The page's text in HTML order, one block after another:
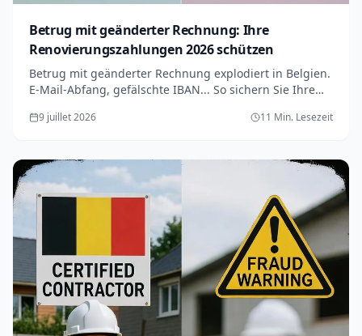
Betrug mit geänderter Rechnung: Ihre
Renovierungszahlungen 2026 schützen
Betrug mit geänderter Rechnung explodiert in Belgien.
E-Mail-Abfang, gefälschte IBAN... So sichern Sie Ihre
9 juillet 2026 11 Min. Lesezeit